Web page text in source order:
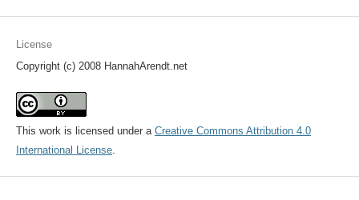
License
Copyright (c) 2008 HannahArendt.net
This work is licensed under a Creative Commons Attribution 4.0
International License.